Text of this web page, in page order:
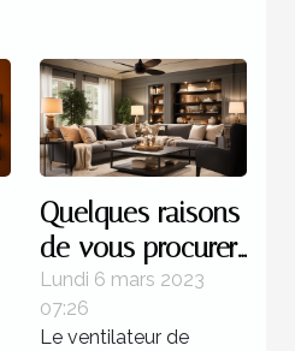
Quelques raisons
de vous procurer
un ventilateur de
plafond
Lundi 6 mars 2023
07:26
Le ventilateur de